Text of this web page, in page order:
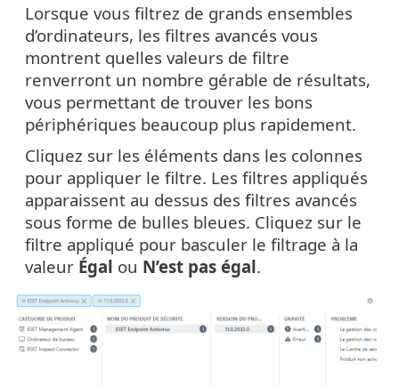
Lorsque vous filtrez de grands ensembles
d’ordinateurs, les filtres avancés vous
montrent quelles valeurs de filtre
renverront un nombre gérable de résultats,
vous permettant de trouver les bons
périphériques beaucoup plus rapidement.
Cliquez sur les éléments dans les colonnes
pour appliquer le filtre. Les filtres appliqués
apparaissent au dessus des filtres avancés
sous forme de bulles bleues. Cliquez sur le
filtre appliqué pour basculer le filtrage à la
valeur Égal ou N’est pas égal.